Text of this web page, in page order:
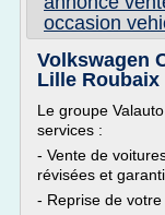
occasion
Volkswagen
Lille Roubaix
Le groupe
services :
- Vente de
révisées et
- Reprise de